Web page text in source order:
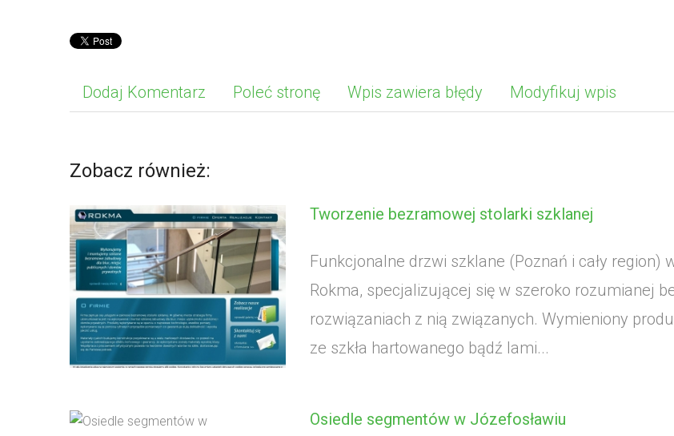
Dodaj Komentarz Poleć stronę Wpis zawiera błędy Modyfikuj wpis
Zobacz również:
Tworzenie bezramowej stolarki szklanej
Funkcjonalne drzwi szklane (Poznań i cały
Rokma, specjalizującej się w szeroko rozumianej
rozwiązaniach z nią związanych. Wymieniony
ze szkła hartowanego bądź lami...
Osiedle segmentów w Józefosławiu